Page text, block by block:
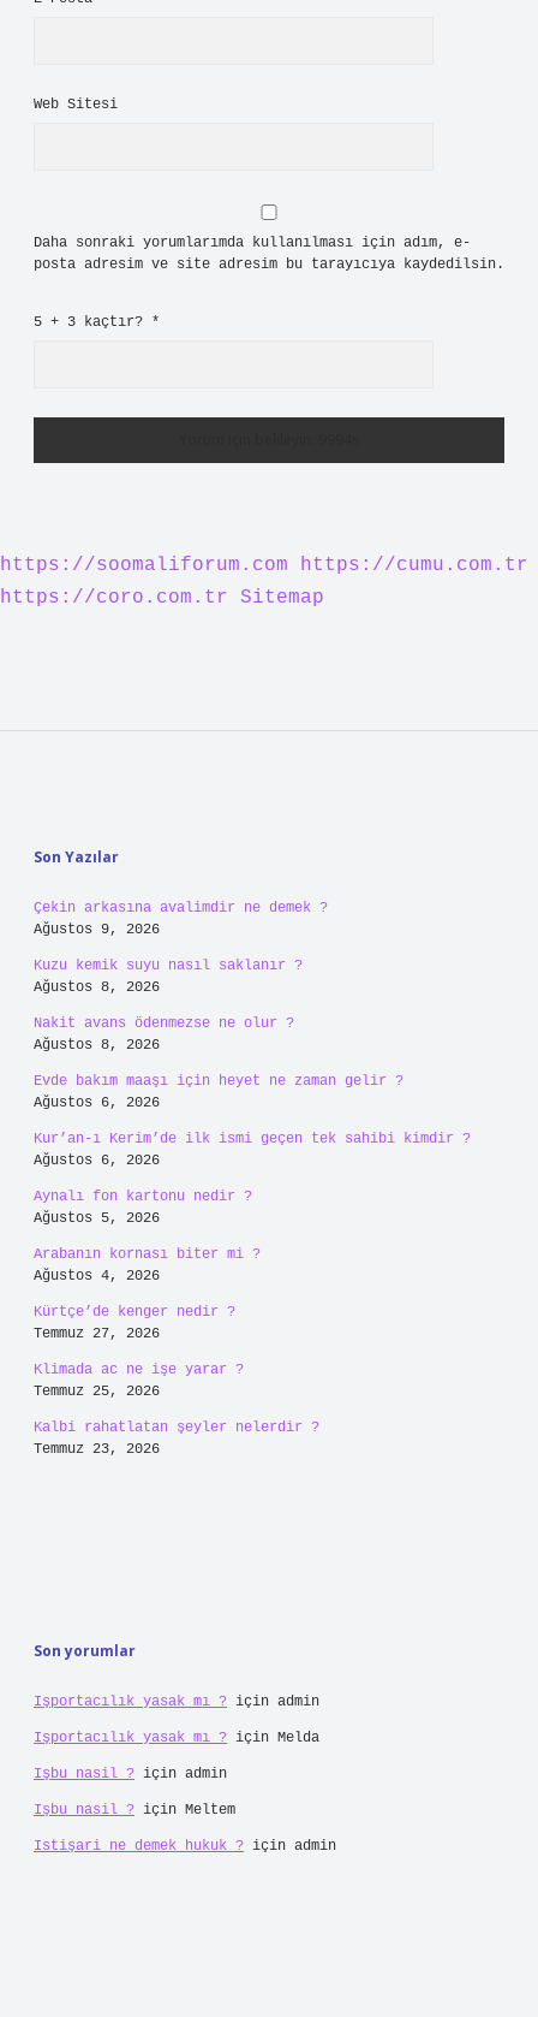
Web Sitesi
Daha sonraki yorumlarımda kullanılması için adım, e-
posta adresim ve site adresim bu tarayıcıya kaydedilsin.
5 + 3 kaçtır? *
https://soomaliforum.com
https://cumu.com.tr
https://coro.com.tr
Sitemap
Son Yazılar
Çekin arkasına avalimdir ne demek ?
Ağustos 9, 2026
Kuzu kemik suyu nasıl saklanır ?
Ağustos 8, 2026
Nakit avans ödenmezse ne olur ?
Ağustos 8, 2026
Evde bakım maaşı için heyet ne zaman gelir ?
Ağustos 6, 2026
Kur’an-ı Kerim’de ilk ismi geçen tek sahibi kimdir ?
Ağustos 6, 2026
Aynalı fon kartonu nedir ?
Ağustos 5, 2026
Arabanın kornası biter mi ?
Ağustos 4, 2026
Kürtçe’de kenger nedir ?
Temmuz 27, 2026
Klimada ac ne işe yarar ?
Temmuz 25, 2026
Kalbi rahatlatan şeyler nelerdir ?
Temmuz 23, 2026
Son yorumlar
Işportacılık yasak mı ? için admin
Işportacılık yasak mı ? için Melda
Işbu nasil ? için admin
Işbu nasil ? için Meltem
Istişari ne demek hukuk ? için admin